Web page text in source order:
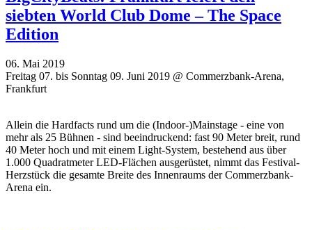
siebten World Club Dome – The Space
Edition
06. Mai 2019
Freitag 07. bis Sonntag 09. Juni 2019 @ Commerzbank-Arena,
Frankfurt
Allein die Hardfacts rund um die (Indoor-)Mainstage - eine von
mehr als 25 Bühnen - sind beeindruckend: fast 90 Meter breit, rund
40 Meter hoch und mit einem Light-System, bestehend aus über
1.000 Quadratmeter LED-Flächen ausgerüstet, nimmt das Festival-
Herzstück die gesamte Breite des Innenraums der Commerzbank-
Arena ein.